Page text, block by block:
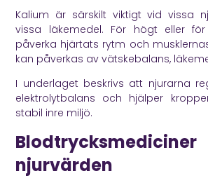
Kalium är särskilt viktigt vid vissa
vissa läkemedel. För högt eller
påverka hjärtats rytm och
kan påverkas av vätskebalans,
I underlaget beskrivs att njurarna
elektrolytbalans och hjälper
stabil inre miljö.
njurvärden